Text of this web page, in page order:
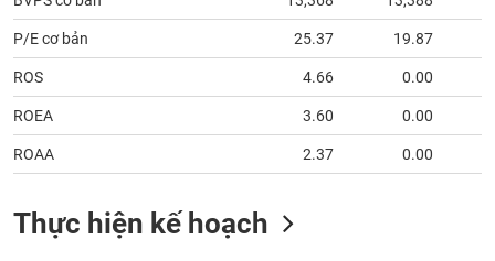
P/E cơ bản 25.37 19.87
ROS 4.66 0.00
ROEA 3.60 0.00
ROAA 2.37 0.00
Thực hiện kế hoạch